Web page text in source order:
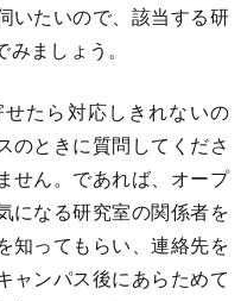
いたいので、該当する研
ましょう。
たら対応しきれないの
のときに質問してくださ
せん。であれば、オープ
になる研究室の関係者を
知ってもらい、連絡先を
ャンパス後にあらためて